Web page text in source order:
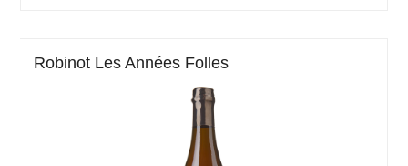
Robinot Les Années Folles